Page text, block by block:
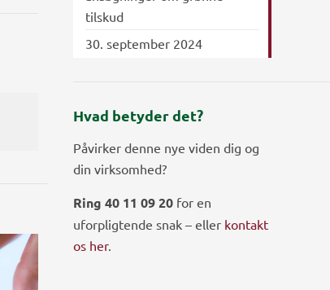
tilskud
30. september 2024
Hvad betyder det?
Påvirker denne nye viden dig og
din virksomhed?
Ring 40 11 09 20for en
uforpligtende snak – eller kontakt
os her.